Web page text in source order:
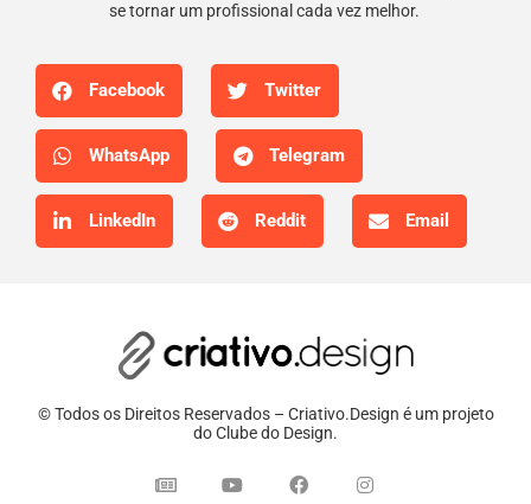
se tornar um profissional cada vez melhor.
Facebook Twitter
WhatsApp Telegram
LinkedIn Reddit Email
© Todos os Direitos Reservados – Criativo.Design é um projeto
do Clube do Design.